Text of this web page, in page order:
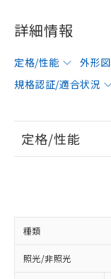
詳細情報
定格/性能 外形図
規格認証/適合状況
定格/性能
種類
照光/非照光